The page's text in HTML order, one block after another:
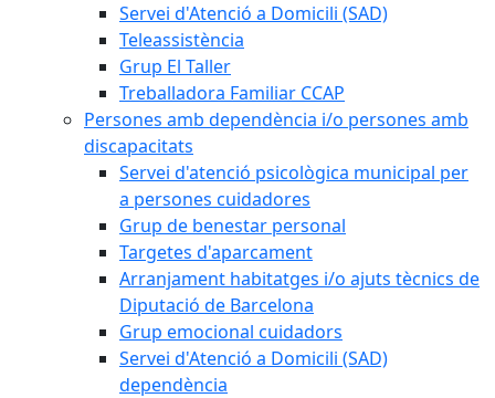
Servei d'Atenció a Domicili (SAD)
Teleassistència
Grup El Taller
Treballadora Familiar CCAP
Persones amb dependència i/o persones amb
discapacitats
Servei d'atenció psicològica municipal per
a persones cuidadores
Grup de benestar personal
Targetes d'aparcament
Arranjament habitatges i/o ajuts tècnics de
Diputació de Barcelona
Grup emocional cuidadors
Servei d'Atenció a Domicili (SAD)
dependència